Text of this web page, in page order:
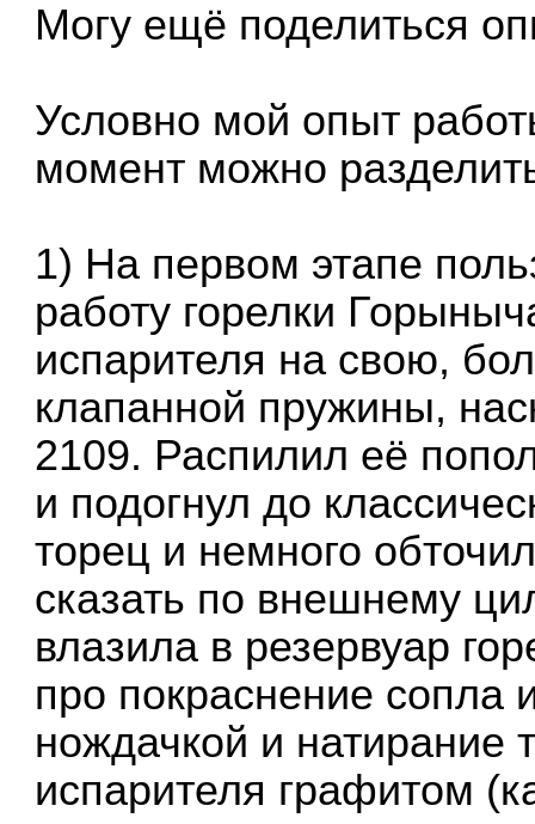
Могу ещё поделиться
Условно мой опыт
момент можно
1) На первом этапе
работу горелки
испарителя на свою,
клапанной пружины,
2109. Распилил её
и подогнул до
торец и немного
сказать по внешнему
влазила в резервуар
про покраснение сопла
нождачкой и натирание
испарителя графитом